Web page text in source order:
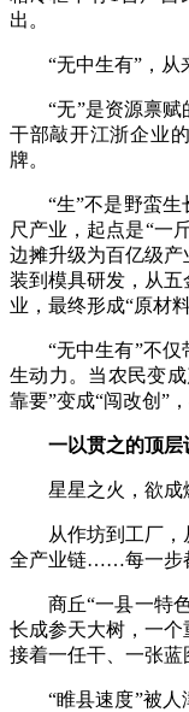
出。
“无中生有”，从
“无”是资源禀赋
干部敲开江浙企业
牌。
“生”不是野蛮生
尺产业，起点是“一
边摊升级为百亿级产
装到模具研发，从
业，最终形成“原材
“无中生有”不仅
生动力。当农民变
靠要”变成“闯改创”
一以贯之的顶层
星星之火，欲成燎
从作坊到工厂，从
全产业链……每一步
商丘“一县一特色”
长成参天大树，一
接着一任干、一张蓝
“睢县速度”被人